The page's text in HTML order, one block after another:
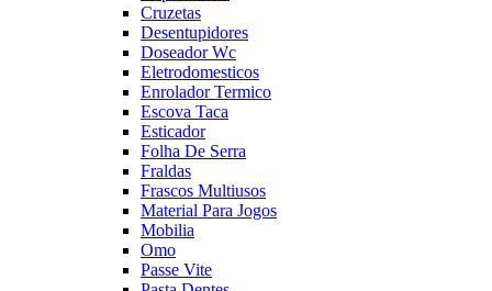
Cruzetas
Desentupidores
Doseador Wc
Eletrodomesticos
Enrolador Termico
Escova Taca
Esticador
Folha De Serra
Fraldas
Frascos Multiusos
Material Para Jogos
Mobilia
Omo
Passe Vite